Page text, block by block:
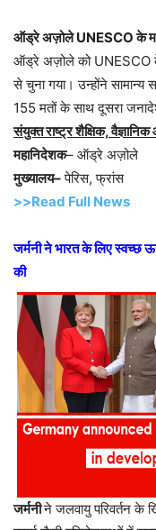
ऑड्रे अज़ोले UNESCO के
ऑड्रे अज़ोले को UNESCO
से चुना गया। उन्होंने
155 मतों के साथ दूसरा
संयुक्त राष्ट्र शैक्षिक,
महानिदेशक– ऑड्रे अज़ोले
मुख्यालय–पेरिस, फ्रांस
>>Read Full News
जर्मनी ने भारत के लिए स्वच्छ
की
जर्मनीने जलवायु परिवर्तन के